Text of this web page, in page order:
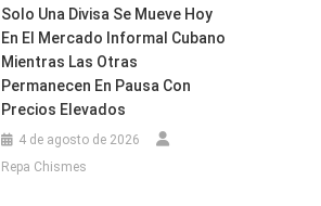
Solo Una Divisa Se Mueve Hoy
En El Mercado Informal Cubano
Mientras Las Otras
Permanecen En Pausa Con
Precios Elevados
4 de agosto de 2026
Repa Chismes